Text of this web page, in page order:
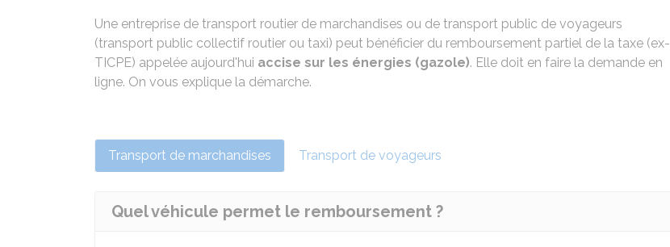
Une entreprise de transport routier de marchandises ou de transport public de voyageurs
(transport public collectif routier ou taxi) peut bénéficier du remboursement partiel de la taxe (ex-
TICPE) appelée aujourd'hui accise sur les énergies (gazole). Elle doit en faire la demande en
ligne. On vous explique la démarche.
Transport de marchandises Transport de voyageurs
Quel véhicule permet le remboursement ?